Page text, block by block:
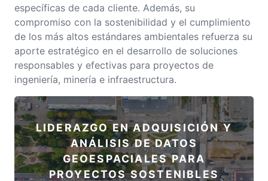
específicas de cada cliente. Además, su
compromiso con la sostenibilidad y el cumplimiento
de los más altos estándares ambientales refuerza su
aporte estratégico en el desarrollo de soluciones
responsables y efectivas para proyectos de
ingeniería, minería e infraestructura.
LIDERAZGO EN ADQUISICIÓN Y
ANÁLISIS DE DATOS
GEOESPACIALESPARA
PROYECTOS SOSTENIBLES